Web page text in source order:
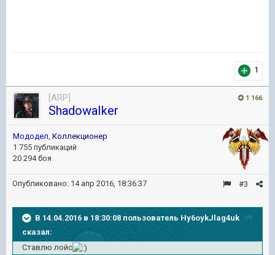
1
1 166
[ARP]
ShadowaIker
Мододел, Коллекционер
1 755 публикаций
20 294 боя
#3
Опубликовано: 14 апр 2016, 18:36:37
В 14.04.2016 в 18:30:08 пользователь Hy6oykJlag4uk
сказал:
Ставлю лойс